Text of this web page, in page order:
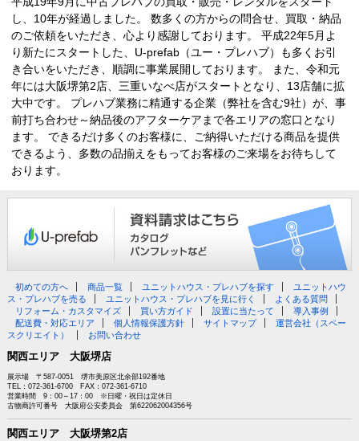
し、10年が経過しました。 数多くの方からの問合せ、買取・納品
のご依頼をいただき、心より感謝しております。 平成22年5月よ
り新たにスタートした、U-prefab（ユー・プレハブ）も多くお引
き合いをいただき、順調に事業展開しております。 また、令和元
年には大阪堺第2店、三重いなべ店がスタートとなり、13店舗に拡
大中です。 プレハブ業務に精通する企業（弊社を含む9社）が、事
前打ち合わせ～納品後のアフターケアまで各エリアの窓口となり
ます。 できるだけ多くのお客様に、ご納得いただける商品を提供
できるよう、多数の品揃えをもってお客様のご来場をお待ちして
おります。
初めての方へ 商品一覧 ユニットハウス・プレハブを探す
ユニットハウ
ス・プレハブを売る
ユニットハウス・プレハブを見に行く
よくある質問
リフォーム・カスタマイズ
買い方ガイド 設置に当たって
導入事例
配送費・対応エリア
個人情報保護方針 サイトマップ
運営会社（スペー
スクリエイト）
お問い合わせ
関西エリア 大阪堺店
展示場 〒587-0051 堺市美原区北余部192番地
TEL：072-361-6700 FAX：072-361-6710
営業時間 9：00～17：00 ※日曜・祝日は定休日
古物商許可番号 大阪府公安委員会 第622062004356号
関西エリア 大阪堺第2店